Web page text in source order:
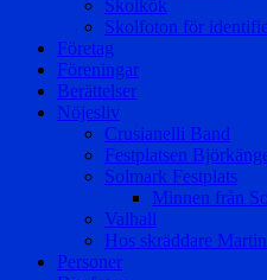
Skolkök
Skolfoton för
Företag
Föreningar
Berättelser
Nöjesliv
Crusianelli Band
Festplatsen
Solmark Festplats
Minnen från
Valhall
Hos skräddare
Personer